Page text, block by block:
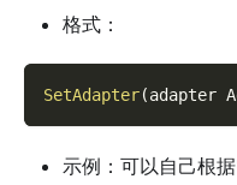
格式：
SetAdapter(adapter
示例：可以自己根